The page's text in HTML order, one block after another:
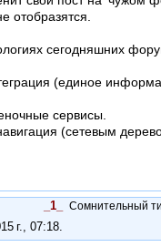
отобразятся.
сегодняшних
(единое
сервисы.
(сетевым
_1_ Сомнительный
г., 07:18.